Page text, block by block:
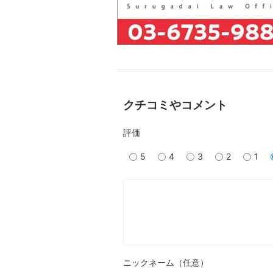
クチコミやコメント
評価
5 4 3 2 1
ニックネーム（任意）